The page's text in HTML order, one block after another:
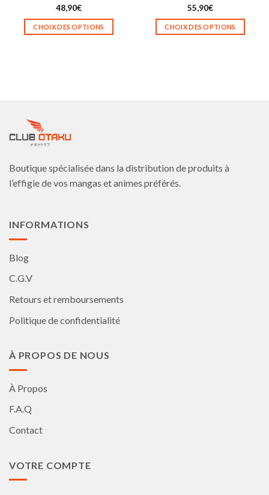
48,90€
CHOIX DES OPTIONS
Les
être
sur
la
Note4.67
sur 5
55,90€
CHOIX DES OPTIONS
Les
sur
Boutique spécialisée dans la distribution de produits à
l’effigie de vos mangas et animes préférés.
INFORMATIONS
Blog
C.G.V
Retours et remboursements
Politique de confidentialité
À PROPOS DE NOUS
À Propos
F.A.Q
Contact
VOTRE COMPTE